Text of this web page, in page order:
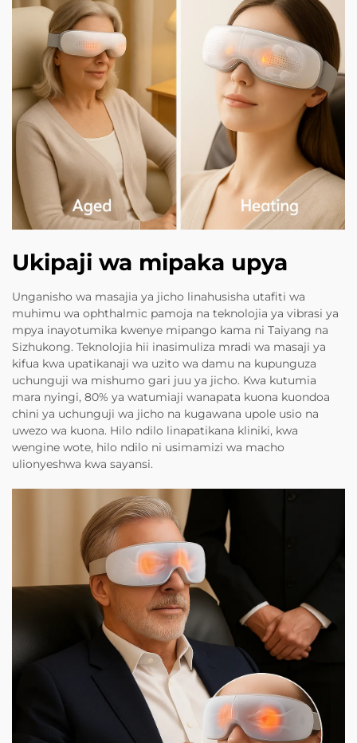
Ukipaji wa mipaka upya
Unganisho wa masajia ya jicho linahusisha utafiti wa
muhimu wa ophthalmic pamoja na teknolojia ya vibrasi ya
mpya inayotumika kwenye mipango kama ni Taiyang na
Sizhukong. Teknolojia hii inasimuliza mradi wa masaji ya
kifua kwa upatikanaji wa uzito wa damu na kupunguza
uchunguji wa mishumo gari juu ya jicho. Kwa kutumia
mara nyingi, 80% ya watumiaji wanapata kuona kuondoa
chini ya uchunguji wa jicho na kugawana upole usio na
uwezo wa kuona. Hilo ndilo linapatikana kliniki, kwa
wengine wote, hilo ndilo ni usimamizi wa macho
ulionyeshwa kwa sayansi.